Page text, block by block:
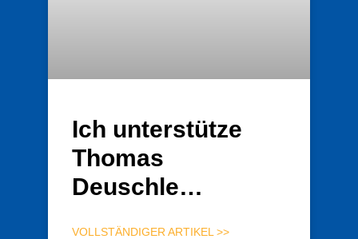
Ich unterstütze
Thomas
Deuschle…
VOLLSTÄNDIGER ARTIKEL >>